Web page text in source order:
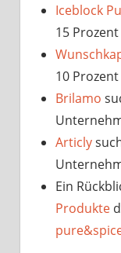
Iceblock
15
10
Brilamo
Articly
Ein
Produkte